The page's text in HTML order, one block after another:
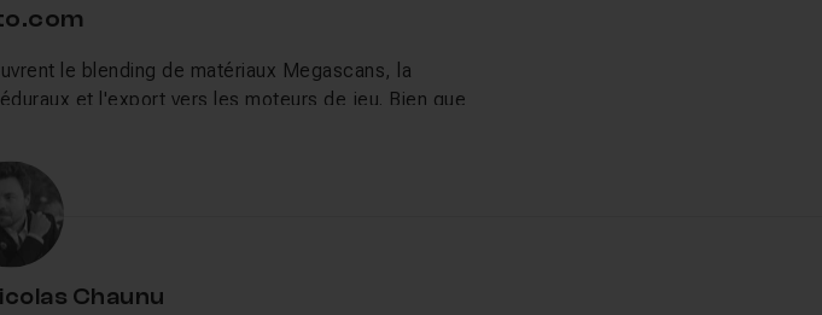
le blending de matériaux Megascans, la
et l'export vers les moteurs de jeu. Bien que
de texturing de
du logiciel, début 2026. Cette version
au logiciel de fonctionner hors ligne
Chaunu